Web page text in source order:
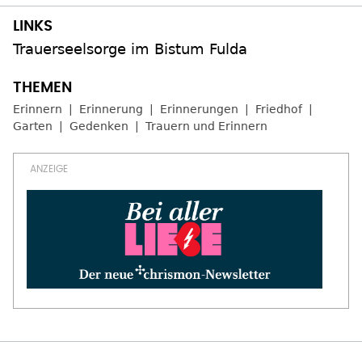
Trauerseelsorge im Bistum Fulda
Erinnern Erinnerung Erinnerungen
Friedhof
Garten
Gedenken Trauern und Erinnern